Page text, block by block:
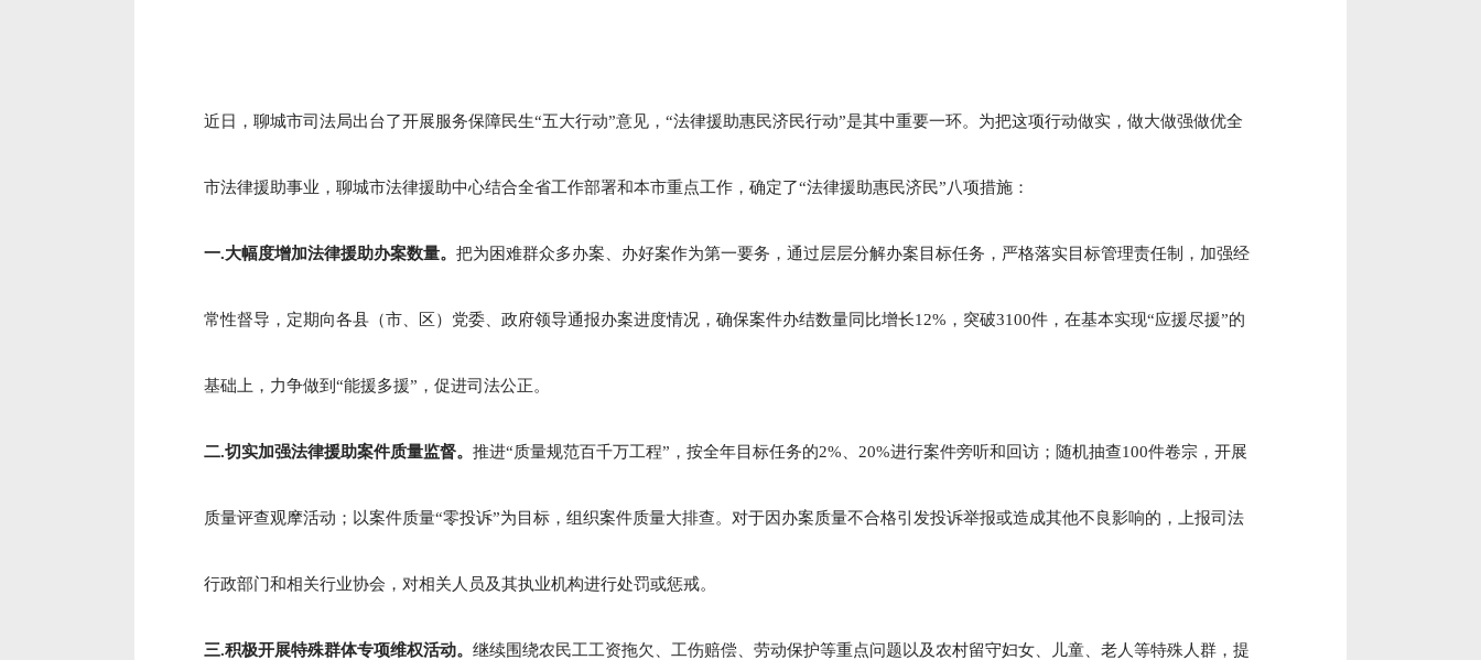
近日，聊城市司法局出台了开展服务保障民生“五大行动”意见，“法律援助惠民济民行动”是其中重要一环。为把这项行动做实，做大做强做优全
市法律援助事业，聊城市法律援助中心结合全省工作部署和本市重点工作，确定了“法律援助惠民济民”八项措施：
一.大幅度增加法律援助办案数量。 把为困难群众多办案、办好案作为第一要务，通过层层分解办案目标任务，严格落实目标管理责任制，加强经
常性督导，定期向各县（市、区）党委、政府领导通报办案进度情况，确保案件办结数量同比增长12%，突破3100件，在基本实现“应援尽援”的
基础上，力争做到“能援多援”，促进司法公正。
二.切实加强法律援助案件质量监督。 推进“质量规范百千万工程”，按全年目标任务的2%、20%进行案件旁听和回访；随机抽查100件卷宗，开展
质量评查观摩活动；以案件质量“零投诉”为目标，组织案件质量大排查。对于因办案质量不合格引发投诉举报或造成其他不良影响的，上报司法
行政部门和相关行业协会，对相关人员及其执业机构进行处罚或惩戒。
三.积极开展特殊群体专项维权活动。 继续围绕农民工工资拖欠、工伤赔偿、劳动保护等重点问题以及农村留守妇女、儿童、老人等特殊人群，提